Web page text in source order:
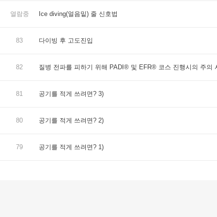
열람중 Ice diving(얼음밑) 줄 신호법
83 다이빙 후 고도진입
82 질병 전파를 피하기 위해 PADI® 및 EFR® 코스 진행시의 주의
81 공기를 적게 쓰려면? 3)
80 공기를 적게 쓰려면? 2)
79 공기를 적게 쓰려면? 1)